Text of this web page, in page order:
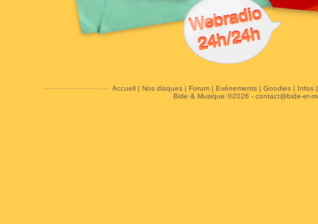
Accueil| Nos disques| Forum| Evénements| Goodies| Infos
Bide & Musique ©2026 - contact@bide-et-